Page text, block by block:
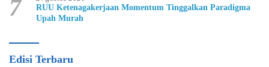
7
RUU Ketenagakerjaan Momentum Tinggalkan Paradigma
Upah Murah
Edisi Terbaru